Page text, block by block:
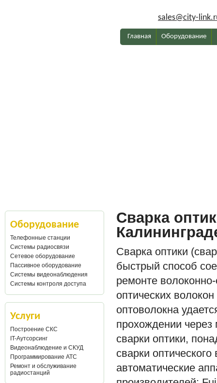
sales@city-
Главная Оборудование
Оборудование
Телефонные станции
Системы радиосвязи
Сетевое оборудование
Пассивное оборудование
Системы видеонаблюдения
Системы контроля доступа
Услуги
Построение СКС
IT-Аутсорсинг
Видеонаблюдение и СКУД
Программирование АТС
Ремонт и обслуживание
радиостанций
Сварка
Сварка оптики
быстрый способ
ремонте
оптических
оптоволокна
прохождении через
сварки оптики,
сварки
автоматические